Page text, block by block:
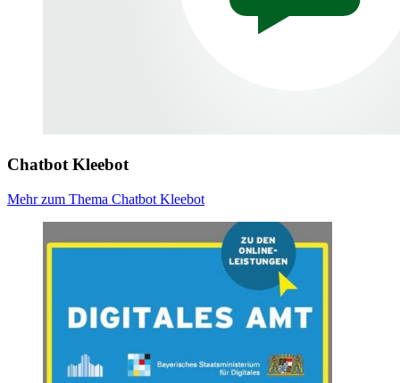
Chatbot Kleebot
Mehr zum Thema Chatbot Kleebot